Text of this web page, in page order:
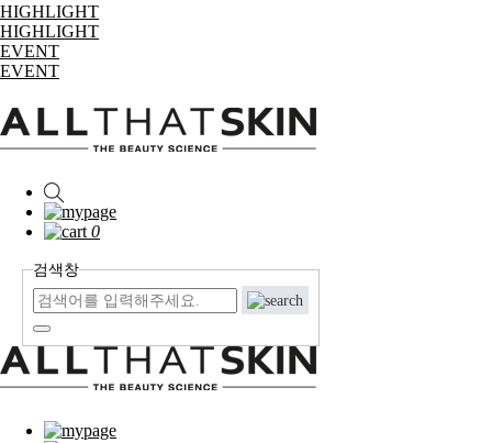
HIGHLIGHT
HIGHLIGHT
EVENT
EVENT
0
검색창